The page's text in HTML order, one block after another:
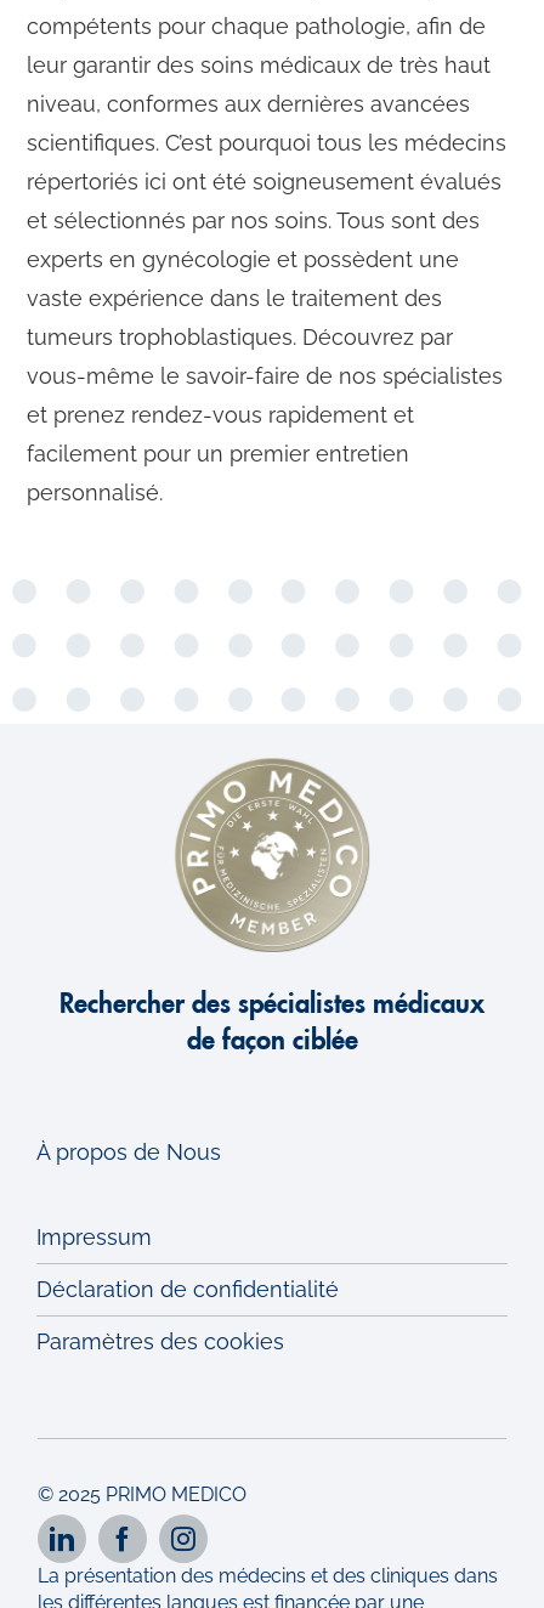
compétents pour chaque pathologie, afin de
leur garantir des soins médicaux de très haut
niveau, conformes aux dernières avancées
scientifiques. C’est pourquoi tous les médecins
répertoriés ici ont été soigneusement évalués
et sélectionnés par nos soins. Tous sont des
experts en gynécologie et possèdent une
vaste expérience dans le traitement des
tumeurs trophoblastiques. Découvrez par
vous-même le savoir-faire de nos spécialistes
et prenez rendez-vous rapidement et
facilement pour un premier entretien
personnalisé.
Rechercher des spécialistes médicaux
de façon ciblée
À propos de Nous
Impressum
Déclaration de confidentialité
Paramètres des cookies
© 2025 PRIMO MEDICO
La présentation des médecins et des cliniques dans
les différentes langues est financée par une